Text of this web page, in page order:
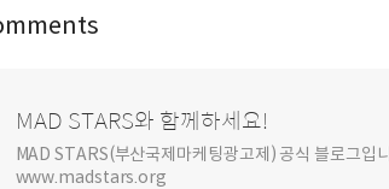
MAD STARS와 함께하세요!
MAD STARS(부산국제마케팅광고제) 공식 블로그입
www.madstars.org